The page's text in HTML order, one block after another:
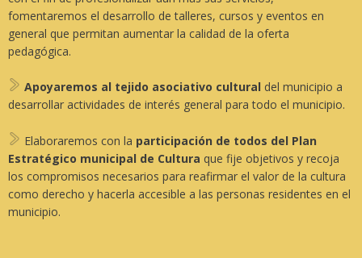
fomentaremos el desarrollo de talleres, cursos y eventos en
general que permitan aumentar la calidad de la oferta
pedagógica.
Apoyaremos al tejido asociativo cultural del municipio a
desarrollar actividades de interés general para todo el municipio.
Elaboraremos con la participación de todos del Plan
Estratégico municipal de Cultura que fije objetivos y recoja
los compromisos necesarios para reafirmar el valor de la cultura
como derecho y hacerla accesible a las personas residentes en el
municipio.